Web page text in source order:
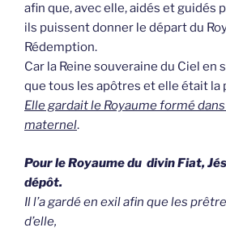
afin que, avec elle, aidés et guidés
ils puissent donner le départ du
Rédemption.
Car la Reine souveraine du Ciel en
que tous les apôtres et elle était la
Elle gardait le Royaume formé
maternel.
Pour le Royaume du divin Fiat,
dépôt.
Il l’a gardé en exil afin que les
d’elle,